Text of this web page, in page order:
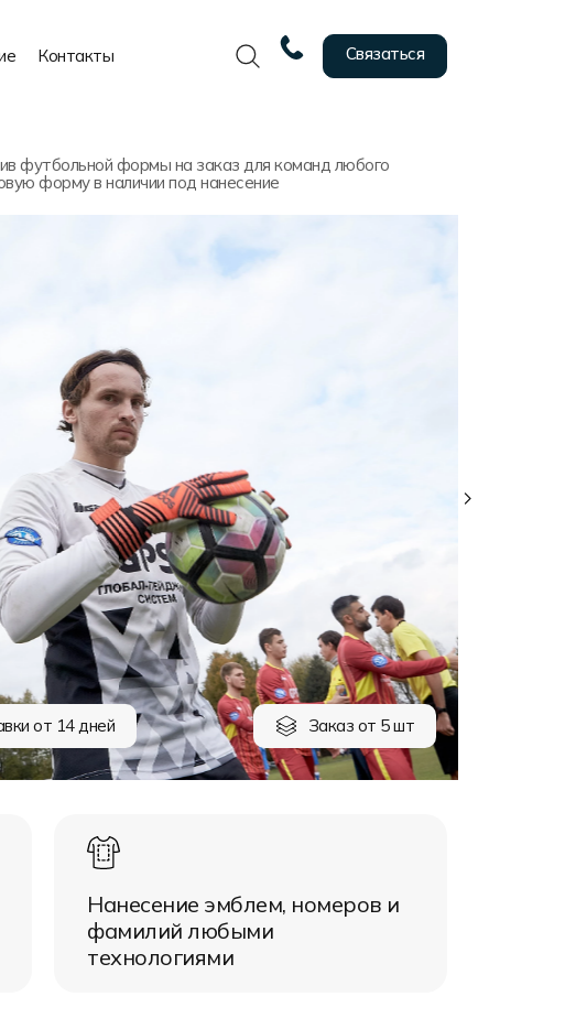
Контакты Связаться
футбольной формы на заказ для команд любого
форму в наличии под нанесение
от 14 дней Заказ от 5 шт
Нанесение эмблем, номеров и
фамилий любыми
технологиями